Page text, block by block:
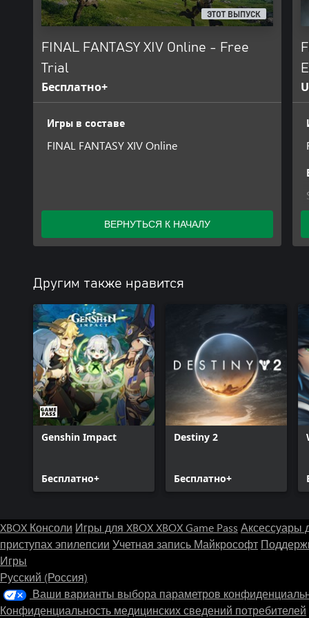
ЭТОТ ВЫПУСК
FINAL FANTASY XIV Online - Free
Trial
Бесплатно+
Игры в составе
FINAL FANTASY XIV Online
ВЕРНУТЬСЯ К НАЧАЛУ
Другим также нравится
Genshin Impact
Бесплатно+
Destiny 2
Бесплатно+
XBOX Консоли Игры для XBOXXBOX Game Pass Аксессуары
приступах эпилепсии Учетная запись Майкрософт
Игры
Русский (Россия)
Ваши варианты выбора параметров
Конфиденциальность медицинских сведений потребителей